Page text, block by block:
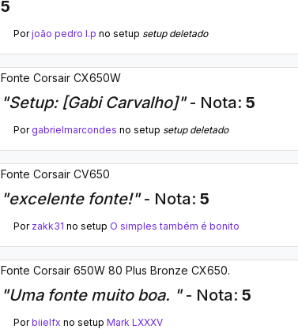
5
Porjoão pedro l.p no setup setup deletado
Fonte Corsair CX650W
"Setup: [Gabi Carvalho]"- Nota:5
Por gabrielmarcondes no setup setup deletado
Fonte Corsair CV650
"excelente fonte!"- Nota:5
Por zakk31 no setup O simples também é bonito
Fonte Corsair 650W 80 Plus Bronze CX650.
"Uma fonte muito boa. "- Nota:5
Porbiielfx no setupMark LXXXV